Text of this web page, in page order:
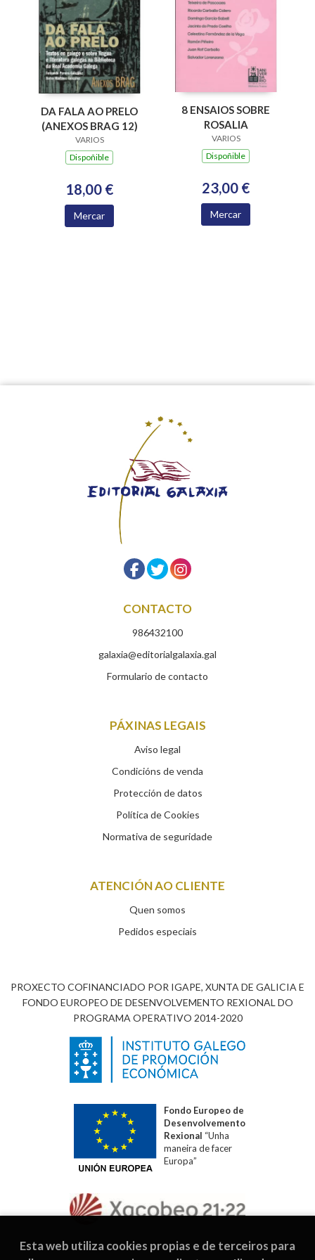
DA FALA AO PRELO
(ANEXOS BRAG 12)
VARIOS
Dispoñible
18,00 €
Mercar
8 ENSAIOS SOBRE
ROSALIA
VARIOS
Dispoñible
23,00 €
Mercar
CONTACTO
986432100
galaxia@editorialgalaxia.gal
Formulario de contacto
PÁXINAS LEGAIS
Aviso legal
Condicións de venda
Protección de datos
Política de Cookies
Normativa de seguridade
ATENCIÓN AO CLIENTE
Quen somos
Pedidos especiais
PROXECTO COFINANCIADO POR IGAPE, XUNTA DE GALICIA E
FONDO EUROPEO DE DESENVOLVEMENTO REXIONAL DO
PROGRAMA OPERATIVO 2014-2020
Fondo Europeo de
Desenvolvemento
Rexional “Unha
maneira de facer
Europa”
Esta web utiliza cookies propias e de terceiros para